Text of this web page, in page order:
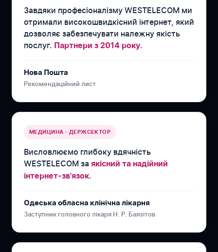
Завдяки професіоналізму WESTELECOM ми
отримали високошвидкісний інтернет, який
дозволяє забезпечувати належну якість
послуг. Партнери з 2014 року.
Нова Пошта
Рекомендаційний лист
МЕДИЦИНА · ДЕРЖСЕКТОР
Висловлюємо глибоку вдячність
WESTELECOM за якісний та надійний
інтернет-зв'язок.
Одеська обласна клінічна лікарня
Заступник головного лікаря Н. Р. Баязітов